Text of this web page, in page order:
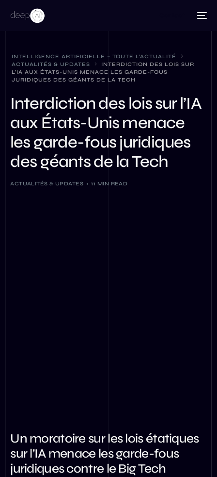
INTELLIGENCE ARTIFICIELLE – TOUTE L’ACTUALITÉ
ACTUALITÉS & UPDATES
INTERDICTION DES LOIS SUR
L’IA AUX ÉTATS-UNIS MENACE LES GARDE-FOUS
JURIDIQUES DES GÉANTS DE LA TECH
Interdiction des lois sur l’IA
aux États-Unis menace
les garde-fous juridiques
des géants de la Tech
ACTUALITÉS & UPDATES 11 MIN READ
Un moratoire sur les lois étatiques
sur l’IA menace les garde-fous
juridiques contre le Big Tech